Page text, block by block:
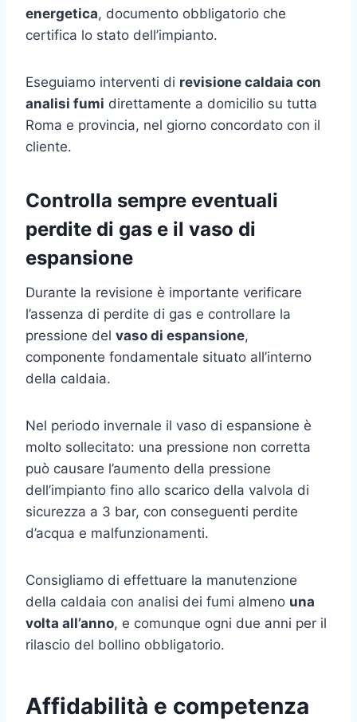
energetica, documento obbligatorio che
certifica lo stato dell’impianto.
Eseguiamo interventi di revisione caldaia con
analisi fumi direttamente a domicilio su tutta
Roma e provincia, nel giorno concordato con il
cliente.
Controlla sempre eventuali
perdite di gas e il vaso di
espansione
Durante la revisione è importante verificare
l’assenza di perdite di gas e controllare la
pressione del vaso di espansione,
componente fondamentale situato all’interno
della caldaia.
Nel periodo invernale il vaso di espansione è
molto sollecitato: una pressione non corretta
può causare l’aumento della pressione
dell’impianto fino allo scarico della valvola di
sicurezza a 3 bar, con conseguenti perdite
d’acqua e malfunzionamenti.
Consigliamo di effettuare la manutenzione
della caldaia con analisi dei fumi almeno una
volta all’anno, e comunque ogni due anni per il
rilascio del bollino obbligatorio.
Affidabilità e competenza